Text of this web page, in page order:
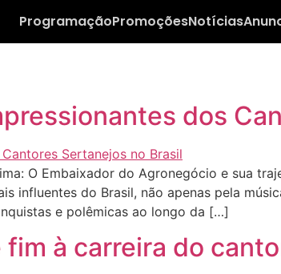
ProgramaçãoPromoçõesNotícias
dos
O Embaixador do Agronegócio e sua
influentes do Brasil, não apenas pela
e polêmicas ao longo da […]
à carreira do